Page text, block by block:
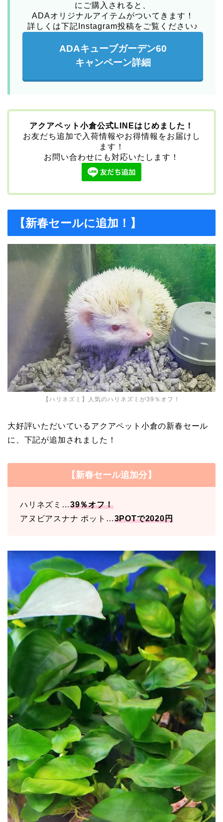
にご購入されると、
ADAオリジナルアイテムがついてきます！
詳しくは下記Instagram投稿をご覧ください♪
ADAキューブガーデン60
キャンペーン詳細
アクアペット小倉公式LINEはじめました！
お友だち追加で入荷情報やお得情報をお届けし
ます！
お問い合わせにも対応いたします！
【新春セールに追加！】
【ハリネズミ】人気のハリネズミが39％オフ！
大好評いただいているアクアペット小倉の新春セール
に、下記が追加されました！
【新春セール追加分】
ハリネズミ…39％オフ！
アヌビアスナナ ポット…3POTで2020円